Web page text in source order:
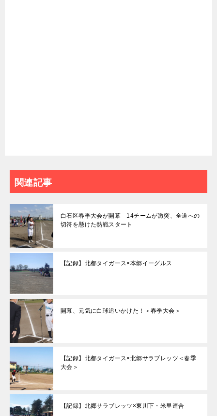
関連記事
白石区春季大会が開幕 14チームが激突、全道への
切符を懸けた熱戦スタート
【記録】北都タイガース×本郷イーグルス
開幕、元気に白球追いかけた！＜春季大会＞
【記録】北都タイガース×北郷サラブレッツ＜春季
大会＞
【記録】北郷サラブレッツ×東川下・米里連合